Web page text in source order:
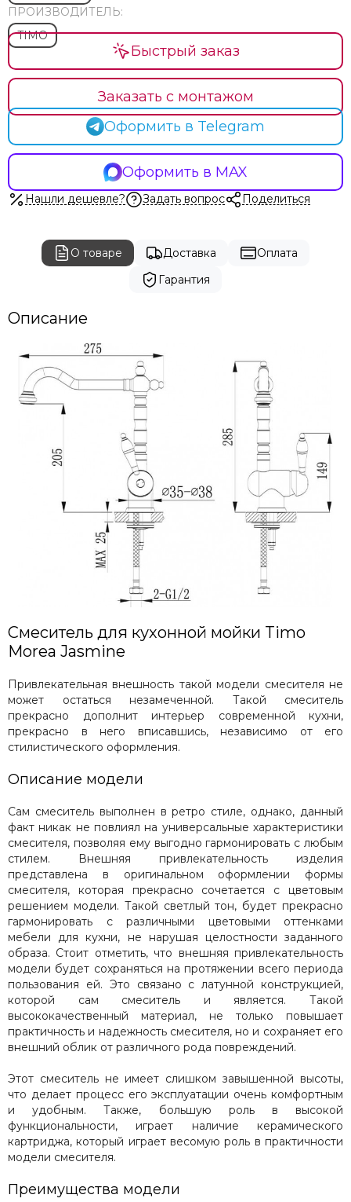
ПРОИЗВОДИТЕЛЬ:
TIMO
Быстрый заказ
Заказать с монтажом
Оформить в Telegram
Оформить в MAX
Нашли дешевле? Задать вопрос Поделиться
О товаре Доставка
Оплата
Гарантия
Описание
Смеситель для кухонной мойки Timo
Morea Jasmine
Привлекательная внешность такой модели смесителя не
может остаться незамеченной. Такой смеситель
прекрасно дополнит интерьер современной кухни,
прекрасно в него вписавшись, независимо от его
стилистического оформления.
Описание модели
Сам смеситель выполнен в ретро стиле, однако, данный
факт никак не повлиял на универсальные характеристики
смесителя, позволяя ему выгодно гармонировать с любым
стилем. Внешняя привлекательность изделия
представлена в оригинальном оформлении формы
смесителя, которая прекрасно сочетается с цветовым
решением модели. Такой светлый тон, будет прекрасно
гармонировать с различными цветовыми оттенками
мебели для кухни, не нарушая целостности заданного
образа. Стоит отметить, что внешняя привлекательность
модели будет сохраняться на протяжении всего периода
пользования ей. Это связано с латунной конструкцией,
которой сам смеситель и является. Такой
высококачественный материал, не только повышает
практичность и надежность смесителя, но и сохраняет его
внешний облик от различного рода повреждений.
Этот смеситель не имеет слишком завышенной высоты,
что делает процесс его эксплуатации очень комфортным
и удобным. Также, большую роль в высокой
функциональности, играет наличие керамического
картриджа, который играет весомую роль в практичности
модели смесителя.
Преимущества модели